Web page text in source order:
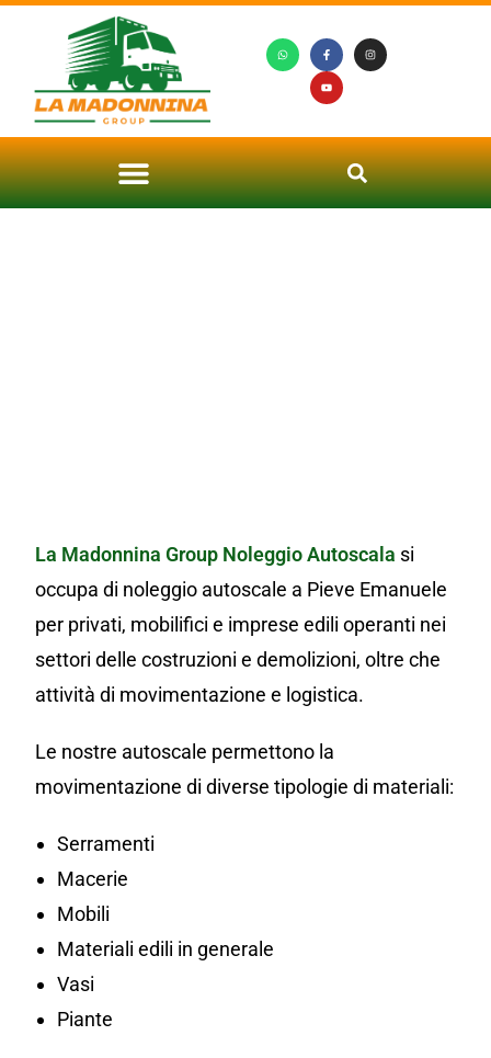
La Madonnina Group Noleggio Autoscala si
occupa di noleggio autoscale a Pieve Emanuele
per privati, mobilifici e imprese edili operanti nei
settori delle costruzioni e demolizioni, oltre che
attività di movimentazione e logistica.
Le nostre autoscale permettono la
movimentazione di diverse tipologie di materiali:
Serramenti
Macerie
Mobili
Materiali edili in generale
Vasi
Piante